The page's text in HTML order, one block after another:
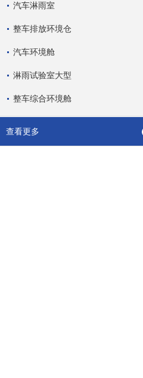
汽车淋雨室
整车排放环境仓
汽车环境舱
淋雨试验室大型
整车综合环境舱
查看更多